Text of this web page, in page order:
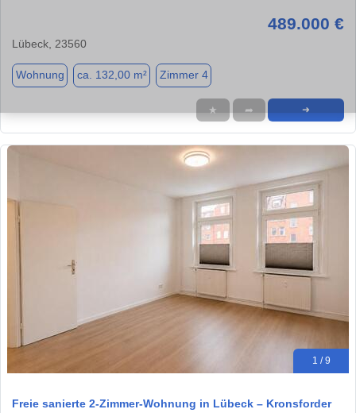
489.000 €
Lübeck, 23560
Wohnung ca. 132,00 m² Zimmer 4
★ ➦ ➜
1 / 9
Freie sanierte 2-Zimmer-Wohnung in Lübeck – Kronsforder